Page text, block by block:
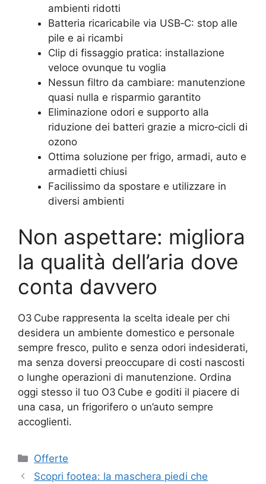
ambienti ridotti
Batteria ricaricabile via USB‑C: stop alle
pile e ai ricambi
Clip di fissaggio pratica: installazione
veloce ovunque tu voglia
Nessun filtro da cambiare: manutenzione
quasi nulla e risparmio garantito
Eliminazione odori e supporto alla
riduzione dei batteri grazie a micro‑cicli di
ozono
Ottima soluzione per frigo, armadi, auto e
armadietti chiusi
Facilissimo da spostare e utilizzare in
diversi ambienti
Non aspettare: migliora
la qualità dell’aria dove
conta davvero
O3 Cube rappresenta la scelta ideale per chi
desidera un ambiente domestico e personale
sempre fresco, pulito e senza odori indesiderati,
ma senza doversi preoccupare di costi nascosti
o lunghe operazioni di manutenzione. Ordina
oggi stesso il tuo O3 Cube e goditi il piacere di
una casa, un frigorifero o un’auto sempre
accoglienti.
Categorie
Offerte
Scopri footea: la maschera piedi che